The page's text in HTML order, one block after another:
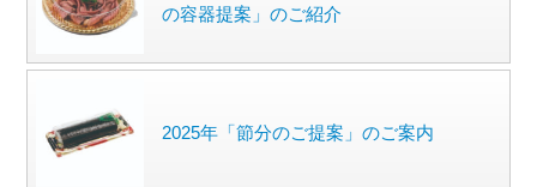
の容器提案」のご紹介
2025年「節分のご提案」のご案内